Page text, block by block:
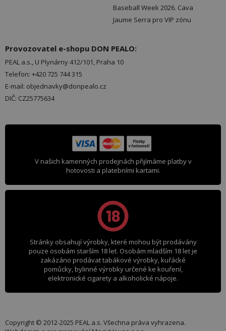
Baseball Week 2026. Cava
Jaume Serra pro VIP zónu
Provozovatel e-shopu DON PEALO:
PEAL a.s., U Plynárny 412/101, Praha 10
Telefon: +420 725 744 315
E-mail: objednavky@donpealo.cz
DIČ: CZ25775634
V našich kamenných prodejnách přijímáme platby v
hotovosti a platebními kartami.
Stránky obsahují výrobky, které mohou být prodávány
pouze osobám starším 18 let. Osobám mladším 18 let je
zakázáno prodávat tabákové výrobky, kuřácké
pomůcky, bylinné výrobky určené ke kouření,
elektronické cigarety a alkoholické nápoje.
Copyright © 2012-2025 PEAL a.s. Všechna práva vyhrazena.